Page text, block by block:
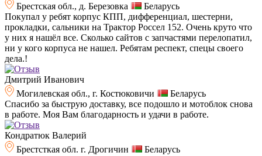
Брестская обл., д. Березовка
Беларусь
Покупал у ребят корпус КПП, дифференциал, шестерни,
прокладки, сальники на Трактор Россел 152. Очень круто что
у них я нашёл все. Сколько сайтов с запчастями перелопатил,
ни у кого корпуса не нашел. Ребятам респект, спецы своего
дела.!
Дмитрий Иванович
Могилевская обл., г. Костюковичи
Беларусь
Спасибо за быструю доставку, все подошло и мотоблок снова
в работе. Моя Вам благодарность и удачи в работе.
Кондратюк Валерий
Брестсткая обл. г. Дрогичин
Беларусь